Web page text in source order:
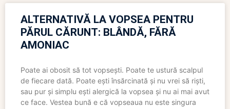
ALTERNATIVĂ LA VOPSEA PENTRU
PĂRUL CĂRUNT: BLÂNDĂ, FĂRĂ
AMONIAC
Poate ai obosit să tot vopsești. Poate te ustură scalpul
de fiecare dată. Poate ești însărcinată și nu vrei să riști,
sau pur și simplu ești alergică la vopsea și nu ai mai avut
ce face. Vestea bună e că vopseaua nu este singura